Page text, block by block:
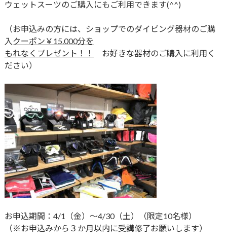
ウェットスーツのご購入にもご利用できます(^^)
（お申込みの方には、ショップでのダイビング器材のご購
入 クーポン￥15.000分を
もれなくプレゼント！！
お好きな器材のご購入に利用く
ださい）
お申込期間：4/1（金）～4/30（土）
（限定10名様）
（※お申込みから３か月以内に受講修了お願いします）